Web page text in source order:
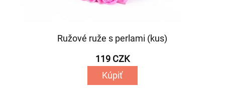
Ružové ruže s perlami (kus)
119 CZK
Kúpiť